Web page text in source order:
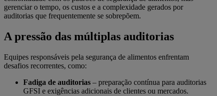
gerenciar o tempo, os custos e a complexidade gerados por
auditorias que frequentemente se sobrepõem.
A pressão das múltiplas auditorias
Equipes responsáveis pela segurança de alimentos enfrentam
desafios recorrentes, como:
Fadiga de auditorias – preparação contínua para auditorias
GFSI e exigências adicionais de clientes ou mercados.